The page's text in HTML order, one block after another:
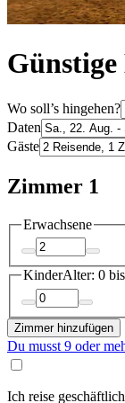
Wo soll’s hingehen?
Daten
Gäste
Zimmer 1
Erwachsene
KinderAlter: 0
Zimmer hinzufügen
Du musst 9 oder
Ich reise geschäftlich